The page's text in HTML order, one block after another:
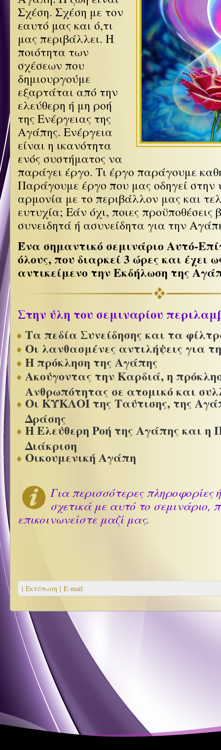
Σχέση. Σχέση με τον
εαυτό μας και ό,τι
μας περιβάλλει. Η
ποιότητα των
σχέσεων που
δημιουργούμε
εξαρτάται από την
ελεύθερη ή μη ροή
της Ενέργειας της
Αγάπης. Ενέργεια
είναι η ικανότητα
ενός συστήματος να
παράγει έργο. Τι έργο παράγουμε
Παράγουμε έργο που μας οδηγεί στην
αρμονία με το περιβάλλον μας και
ευτυχία; Εάν όχι, ποιες προϋποθέσεις
συνειδητά ή ασυνείδητα για την
Ένα σημαντικό σεμινάριο Αυτό-
όλους, που διαρκεί 3 ώρες και έχει
αντικείμενο την Eκδήλωση της
Στην ύλη του σεμιναρίου
Τα πεδία Συνείδησης και τα
Οι λανθασμένες αντιλήψεις για
Η πρόκληση της Αγάπης
Ακούγοντας την Καρδιά, η
Ανθρωπότητας σε ατομικό και
Οι ΚΥΚΛΟΙ της Ταύτισης, της
Δράσης
Η Ελεύθερη Ροή της Αγάπης και η
Διάκριση
Οικουμενική Αγάπη
Για περισσότερες πληροφορίες
σχετικά με αυτό το σεμινάριο,
επικοινωνείστε μαζί μας.
| Εκτύπωση | E-mail